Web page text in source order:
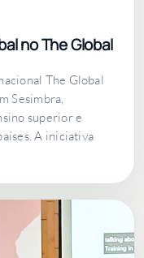
no The Global
The Global
Sesimbra,
superior e
A iniciativa